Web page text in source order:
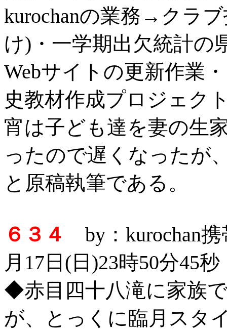
kurochanの業務→クラ
け)・一学期出欠統計の
Webサイトの更新作業
史教材作成プロジェク
宵は子ども達を妻の生
ったので遅くなったが
と原稿執筆である。
６３４
by：kurochan
月17日(日)23時50分45秒
◆赤目四十八滝に家族
が、とっくに臨月スタ